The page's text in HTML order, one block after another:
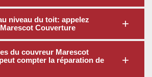
niveau du toit: appelez
Couverture
du couvreur Marescot
compter la réparation de